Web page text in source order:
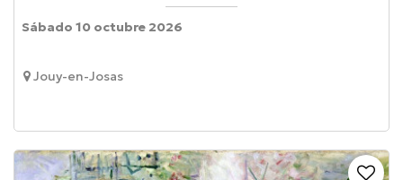
Jouy-en-Josas
Sábado 10 octubre 2026